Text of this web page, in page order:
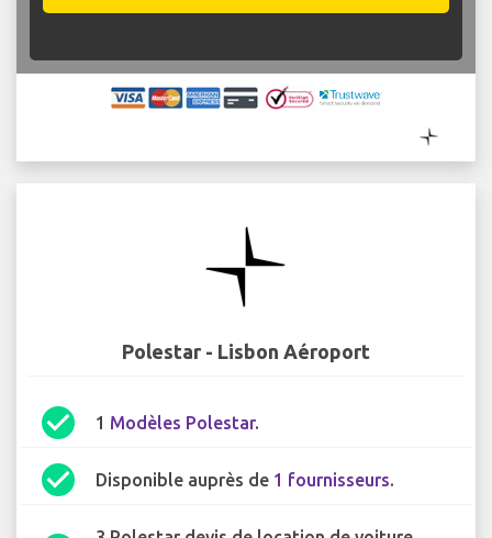
Polestar - Lisbon Aéroport
check_circle 1 Modèles Polestar.
check_circle Disponible auprès de 1 fournisseurs.